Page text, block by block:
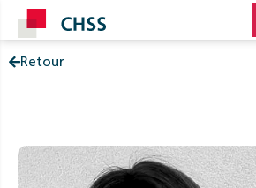
Retour